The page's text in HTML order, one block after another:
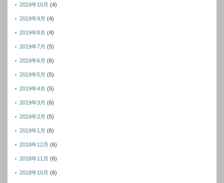
2019年10月 (4)
2019年9月 (4)
2019年8月 (4)
2019年7月 (5)
2019年6月 (6)
2019年5月 (5)
2019年4月 (5)
2019年3月 (6)
2019年2月 (5)
2019年1月 (6)
2018年12月 (6)
2018年11月 (6)
2018年10月 (6)